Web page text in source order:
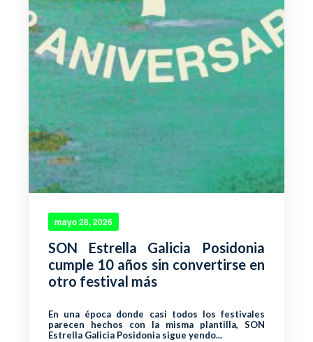
mayo 28, 2026
SON Estrella Galicia Posidonia
cumple 10 años sin convertirse en
otro festival más
En una época donde casi todos los festivales
parecen hechos con la misma plantilla, SON
Estrella Galicia Posidonia sigue yendo...